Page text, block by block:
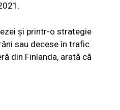
și printr-o strategie
sau decese în trafic.
din Finlanda, arată că